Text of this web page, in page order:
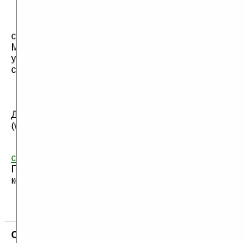
«Наступило время подумать об
считает директор по научным исследованиям
McGregor). — Широкое распространение
устройств поднимают вопросы безопасности
содержимого флеш-памяти играет не последнюю
«Комбинированная» технология
Дополнительные подробности можно
(whitepaper) в формате PDF, опубликованного на
Оцените новость и оставьте свой
странице
на рассылку новостей,
Поддержите Ладошки своей
коммерческой информации, ссылками.
Скоро